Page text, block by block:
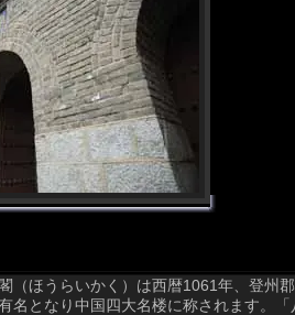
（ほうらいかく）は西暦1061年、登州
名となり中国四大名楼に称されます。